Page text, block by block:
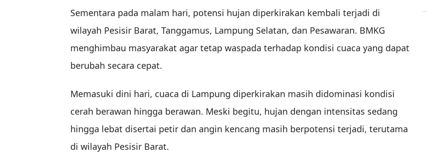
Sementara pada malam hari, potensi hujan diperkirakan kembali terjadi di
wilayah Pesisir Barat, Tanggamus, Lampung Selatan, dan Pesawaran. BMKG
menghimbau masyarakat agar tetap waspada terhadap kondisi cuaca yang dapat
berubah secara cepat.
Memasuki dini hari, cuaca di Lampung diperkirakan masih didominasi kondisi
cerah berawan hingga berawan. Meski begitu, hujan dengan intensitas sedang
hingga lebat disertai petir dan angin kencang masih berpotensi terjadi, terutama
di wilayah Pesisir Barat.